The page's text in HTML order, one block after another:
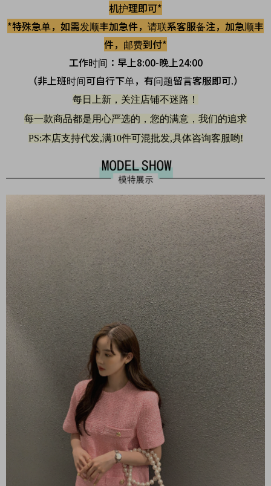
机护理即可*
*特殊急单，如需发顺丰加急件，请联系客服备注，加急顺丰
件，邮费到付*
工作时间：早上8:00-晚上24:00
（非上班时间可自行下单，有问题留言客服即可.）
每日上新，关注店铺不迷路！
每一款商品都是用心严选的，您的满意，我们的追求
PS:本店支持代发,满10件可混批发,具体咨询客服哟!